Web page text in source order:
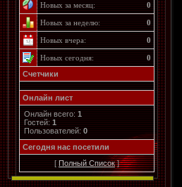
Новых за месяц: 0
Новых за неделю: 0
Новых вчера: 0
Новых сегодня:
0
Счетчики
Онлайн лист
Онлайн всего: 1
Гостей: 1
Пользователей: 0
Cегодня нас посетили
[ Полный Список]